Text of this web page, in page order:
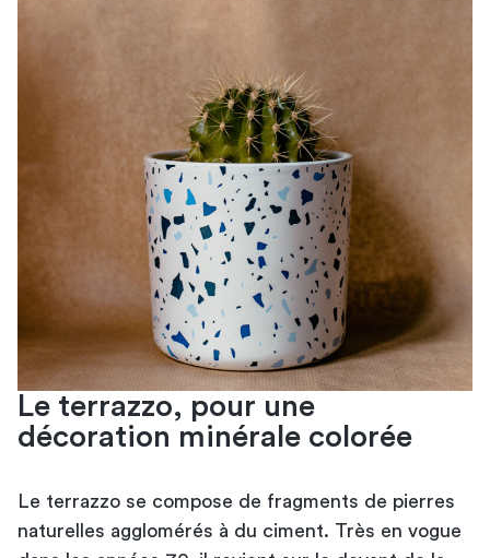
Le terrazzo, pour une
décoration minérale colorée
Le terrazzo se compose de fragments de pierres
naturelles agglomérés à du ciment. Très en vogue